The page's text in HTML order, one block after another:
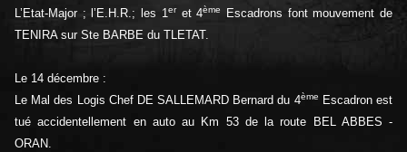
L’Etat-Major ; l’E.H.R.; les 1eret 4ème
Escadrons font mouvement de
TENIRA sur Ste BARBE du TLETAT.
Le 14 décembre :
Le Mal des Logis Chef DE SALLEMARD Bernard du 4ème
Escadron est
tué accidentellement en auto au Km 53 de la route BEL ABBES -
ORAN.